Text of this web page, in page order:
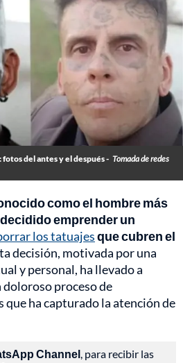
del antes y el después - Tomada de redes
como el hombre más
emprender un
los tatuajesque cubren el
decisión, motivada por una
y personal, ha llevado a
proceso de
ha capturado la atención de
Channel, para recibir las